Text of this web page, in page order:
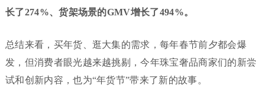
长了274%、货架场景的GMV增长了494%。
总结来看，买年货、逛大集的需求，每年春节前夕都会爆
发，但消费者眼光越来越挑剔，今年珠宝奢品商家们的新尝
试和创新内容，也为“年货节”带来了新的故事。